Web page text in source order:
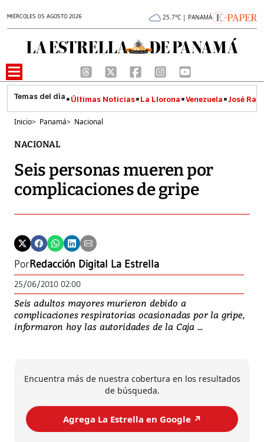
MIÉRCOLES 05 AGOSTO 2026 25.7°C | PANAMÁ
Últimas Noticias La Llorona Venezuela José
Inicio> Panamá> Nacional
NACIONAL
Seis personas mueren por
complicaciones de gripe
PorRedacción Digital La Estrella
25/06/2010 02:00
Seis adultos mayores murieron debido a
complicaciones respiratorias ocasionadas por la gripe,
informaron hoy las autoridades de la Caja ...
Encuentra más de nuestra cobertura en los resultados
de búsqueda.
Agrega La Estrella en Google ↗️